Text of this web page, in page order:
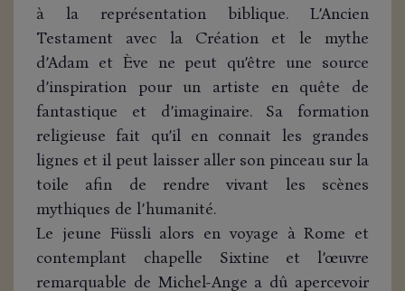
à la représentation biblique. L’Ancien
Testament avec la Création et le mythe
d’Adam et Ève ne peut qu’être une source
d’inspiration pour un artiste en quête de
fantastique et d’imaginaire. Sa formation
religieuse fait qu’il en connait les grandes
lignes et il peut laisser aller son pinceau sur la
toile afin de rendre vivant les scènes
mythiques de l’humanité.
Le jeune Füssli alors en voyage à Rome et
contemplant chapelle Sixtine et l’œuvre
remarquable de Michel-Ange a dû apercevoir